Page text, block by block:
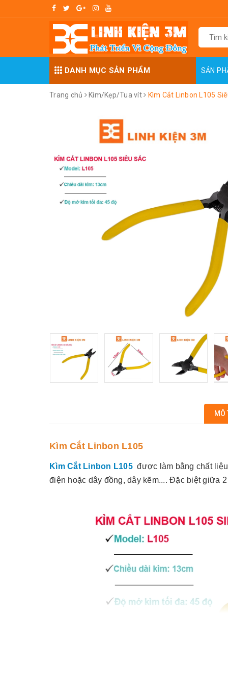
DANH MỤC SẢN PHẨM SẢN
Trang chủ Kìm/Kẹp/Tua vít Kìm Cắt Linbon L105
MÔ
Kìm Cắt Linbon L105
Kìm Cắt Linbon L105 được làm bằng chất
điện hoặc dây đồng, dây kẽm.... Đặc biệt giữa 2